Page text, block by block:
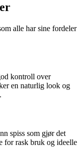
alle har sine fordeler
kontroll over
en naturlig look og
spiss som gjør det
for rask bruk og ideelle